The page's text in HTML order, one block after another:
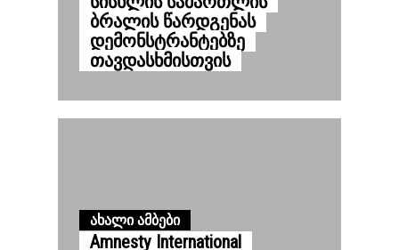
ბრალის წარდგენას
დემონსტრანტებზე
თავდასხმისთვის
ᲐᲮᲐᲚᲘ ᲐᲛᲑᲔᲑᲘ
Amnesty International